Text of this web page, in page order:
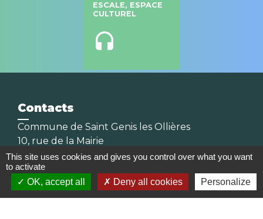
ESCALE, ESPACE
CULTUREL
headset
Contacts
Commune de Saint Genis les Ollières
10, rue de la Mairie
69290 Saint-Genis-les-Ollières - FRANCE
+33 4 78 57 05 55
Contact par formulaire
This site uses cookies and gives you control over what you want
to activate
OK, accept all
Deny all cookies Personalize